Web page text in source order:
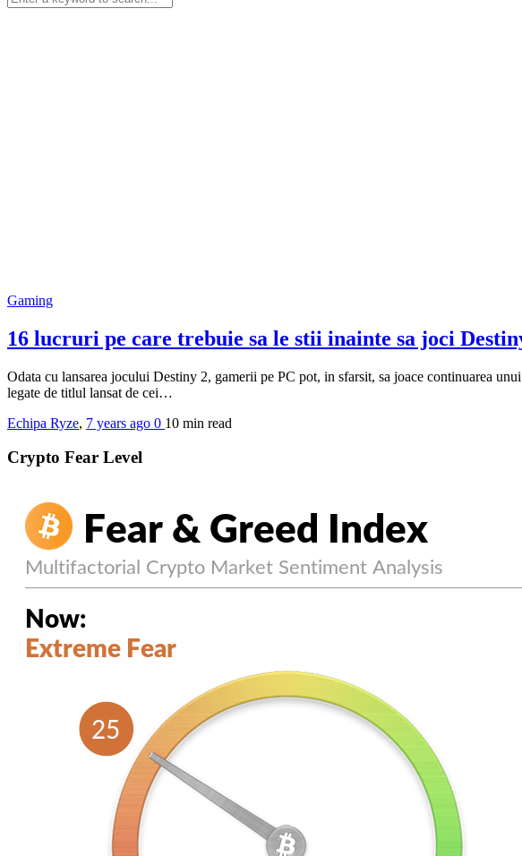
Gaming
16 lucruri pe care trebuie sa le stii inainte sa joci
Odata cu lansarea jocului Destiny 2, gamerii pe PC pot, in sfarsit, sa joace continuarea
legate de titlul lansat de cei…
Echipa Ryze, 7 years ago 0 10 min read
Crypto Fear Level